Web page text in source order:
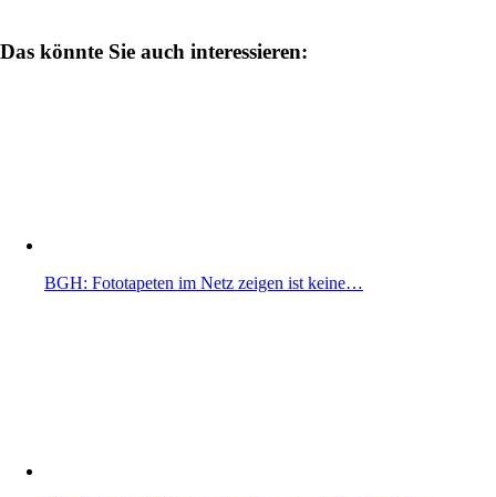
Das könnte Sie auch interessieren:
BGH: Fototapeten im Netz zeigen ist keine…